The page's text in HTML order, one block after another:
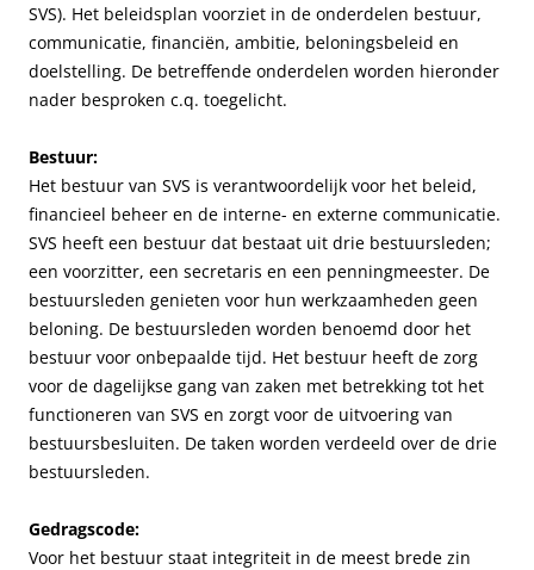
SVS). Het beleidsplan voorziet in de onderdelen bestuur,
communicatie, financiën, ambitie, beloningsbeleid en
doelstelling. De betreffende onderdelen worden hieronder
nader besproken c.q. toegelicht.
Bestuur:
Het bestuur van SVS is verantwoordelijk voor het beleid,
financieel beheer en de interne- en externe communicatie.
SVS heeft een bestuur dat bestaat uit drie bestuursleden;
een voorzitter, een secretaris en een penningmeester. De
bestuursleden genieten voor hun werkzaamheden geen
beloning. De bestuursleden worden benoemd door het
bestuur voor onbepaalde tijd. Het bestuur heeft de zorg
voor de dagelijkse gang van zaken met betrekking tot het
functioneren van SVS en zorgt voor de uitvoering van
bestuursbesluiten. De taken worden verdeeld over de drie
bestuursleden.
Gedragscode:
Voor het bestuur staat integriteit in de meest brede zin